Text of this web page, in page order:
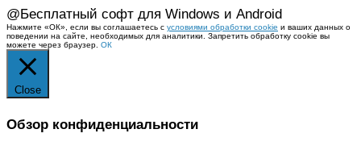
@Бесплатный софт для Windows и Android
Нажмите «ОК», если вы соглашаетесь с условиями обработки cookie и ваших данных о
поведении на сайте, необходимых для аналитики. Запретить обработку cookie вы
можете через браузер. ОК
Close
Обзор конфиденциальности